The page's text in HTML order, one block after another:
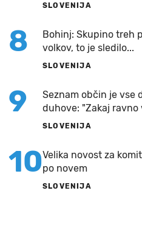
SLOVENIJA
8
Bohinj: Skupino treh
volkov, to je sledilo...
SLOVENIJA
9
Seznam občin je vse
duhove: "Zakaj ravno
SLOVENIJA
10Velika novost za
po novem
SLOVENIJA